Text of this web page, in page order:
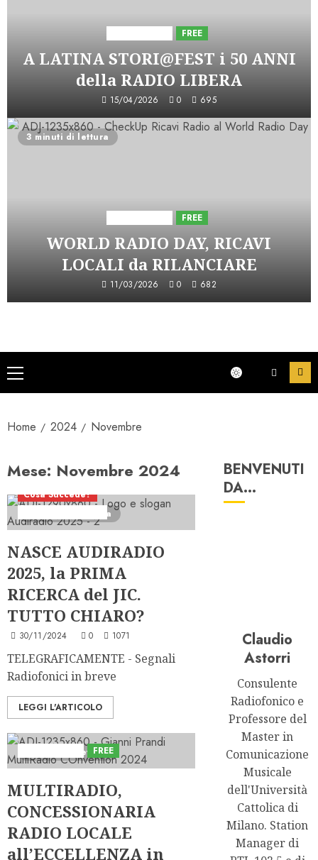
FREE
A LATINA STORI@FEST i 50 ANNI
della RADIO LIBERA
15/04/2026 0 695
3 minuti di lettura
FREE
WORLD RADIO DAY, RICAVI
LOCALI da RILANCIARE
11/03/2026 0 682
Menu
principale
Home 2024 Novembre
Mese: Novembre 2024
1 minuto di lettura
Cosa Succede?
NASCE AUDIRADIO
2025, la PRIMA
RICERCA del JIC.
TUTTO CHIARO?
30/11/2024 0 1071
TELEGRAFICAMENTE - Segnali
Radiofonici in breve
LEGGI L'ARTICOLO
3 minuti di lettura
FREE
MULTIRADIO,
CONCESSIONARIA
RADIO LOCALE
all’ECCELLENZA in
BENVENUTI
DA…
Claudio
Astorri
Consulente
Radiofonico e
Professore del
Master in
Comunicazione
Musicale
dell'Università
Cattolica di
Milano. Station
Manager di